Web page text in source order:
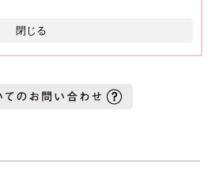
閉じる